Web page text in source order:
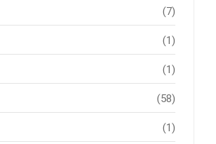
(7)
(1)
(1)
(58)
(1)